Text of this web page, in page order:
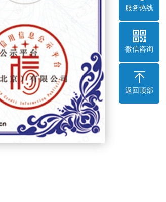
服务热线
微信咨询
返回顶部